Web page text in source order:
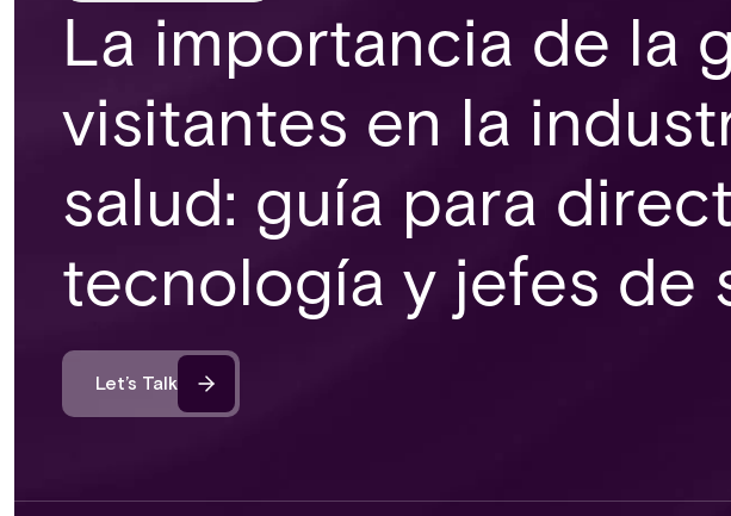
La importancia de la
visitantes en la
salud: guía para
tecnología y jefes de
Let’s Talk